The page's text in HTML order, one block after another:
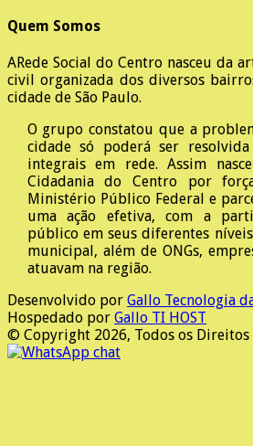
Quem Somos
ARede Social do Centro nasceu da
civil organizada dos diversos
cidade de São Paulo.
O grupo constatou que a
cidade só poderá ser
integrais em rede. Assim
Cidadania do Centro por
Ministério Público Federal e
uma ação efetiva, com a
público em seus diferentes
municipal, além de ONGs,
atuavam na região.
Desenvolvido por Gallo Tecnologia
Hospedado por Gallo TI HOST
© Copyright 2026, Todos os Direitos